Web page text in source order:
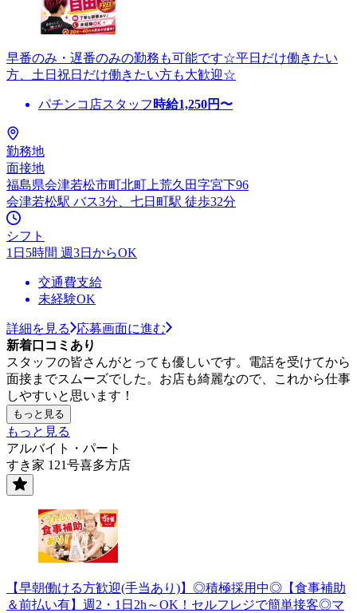
早番のみ・遅番のみの勤務も可能です☆平日だけ働きたい
方、土日祝日だけ働きたい方も大歓迎☆
パチンコ店スタッフ 時給1,250円〜
勤務地
面接地
福島県会津若松市町北町上荒久田字宮下96
会津若松駅 バス3分、七日町駅 徒歩32分
シフト
1日5時間 週3日からOK
交通費支給
未経験OK
詳細を見る
応募画面に進む
新着口コミあり
スタッフの皆さんがとっても優しいです。電話を受けてから
面接までスムーズでした。お店も綺麗なので、これから仕事
しやすいと思います！
もっと見る
もっと見る
アルバイト・パート
すき家 121号喜多方店
【早朝働ける方歓迎(手当あり)】◎積極採用中◎【食事補助
＆前払い有】週2・1日2h～OK！セルフレジで簡単接客◎マ